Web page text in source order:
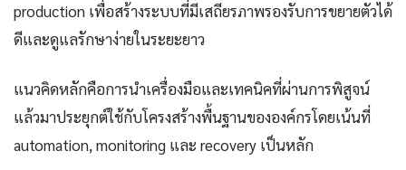
production เพื่อสร้างระบบที่มีเสถียรภาพรองรับการขยายตัวได้
ดีและดูแลรักษาง่ายในระยะยาว
แนวคิดหลักคือการนำเครื่องมือและเทคนิคที่ผ่านการพิสูจน์
แล้วมาประยุกต์ใช้กับโครงสร้างพื้นฐานขององค์กรโดยเน้นที่
automation, monitoring และ recovery เป็นหลัก